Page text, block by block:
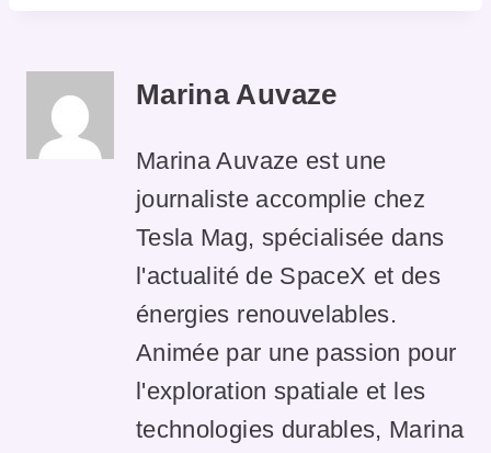
Marina Auvaze
Marina Auvaze est une
journaliste accomplie chez
Tesla Mag, spécialisée dans
l'actualité de SpaceX et des
énergies renouvelables.
Animée par une passion pour
l'exploration spatiale et les
technologies durables, Marina